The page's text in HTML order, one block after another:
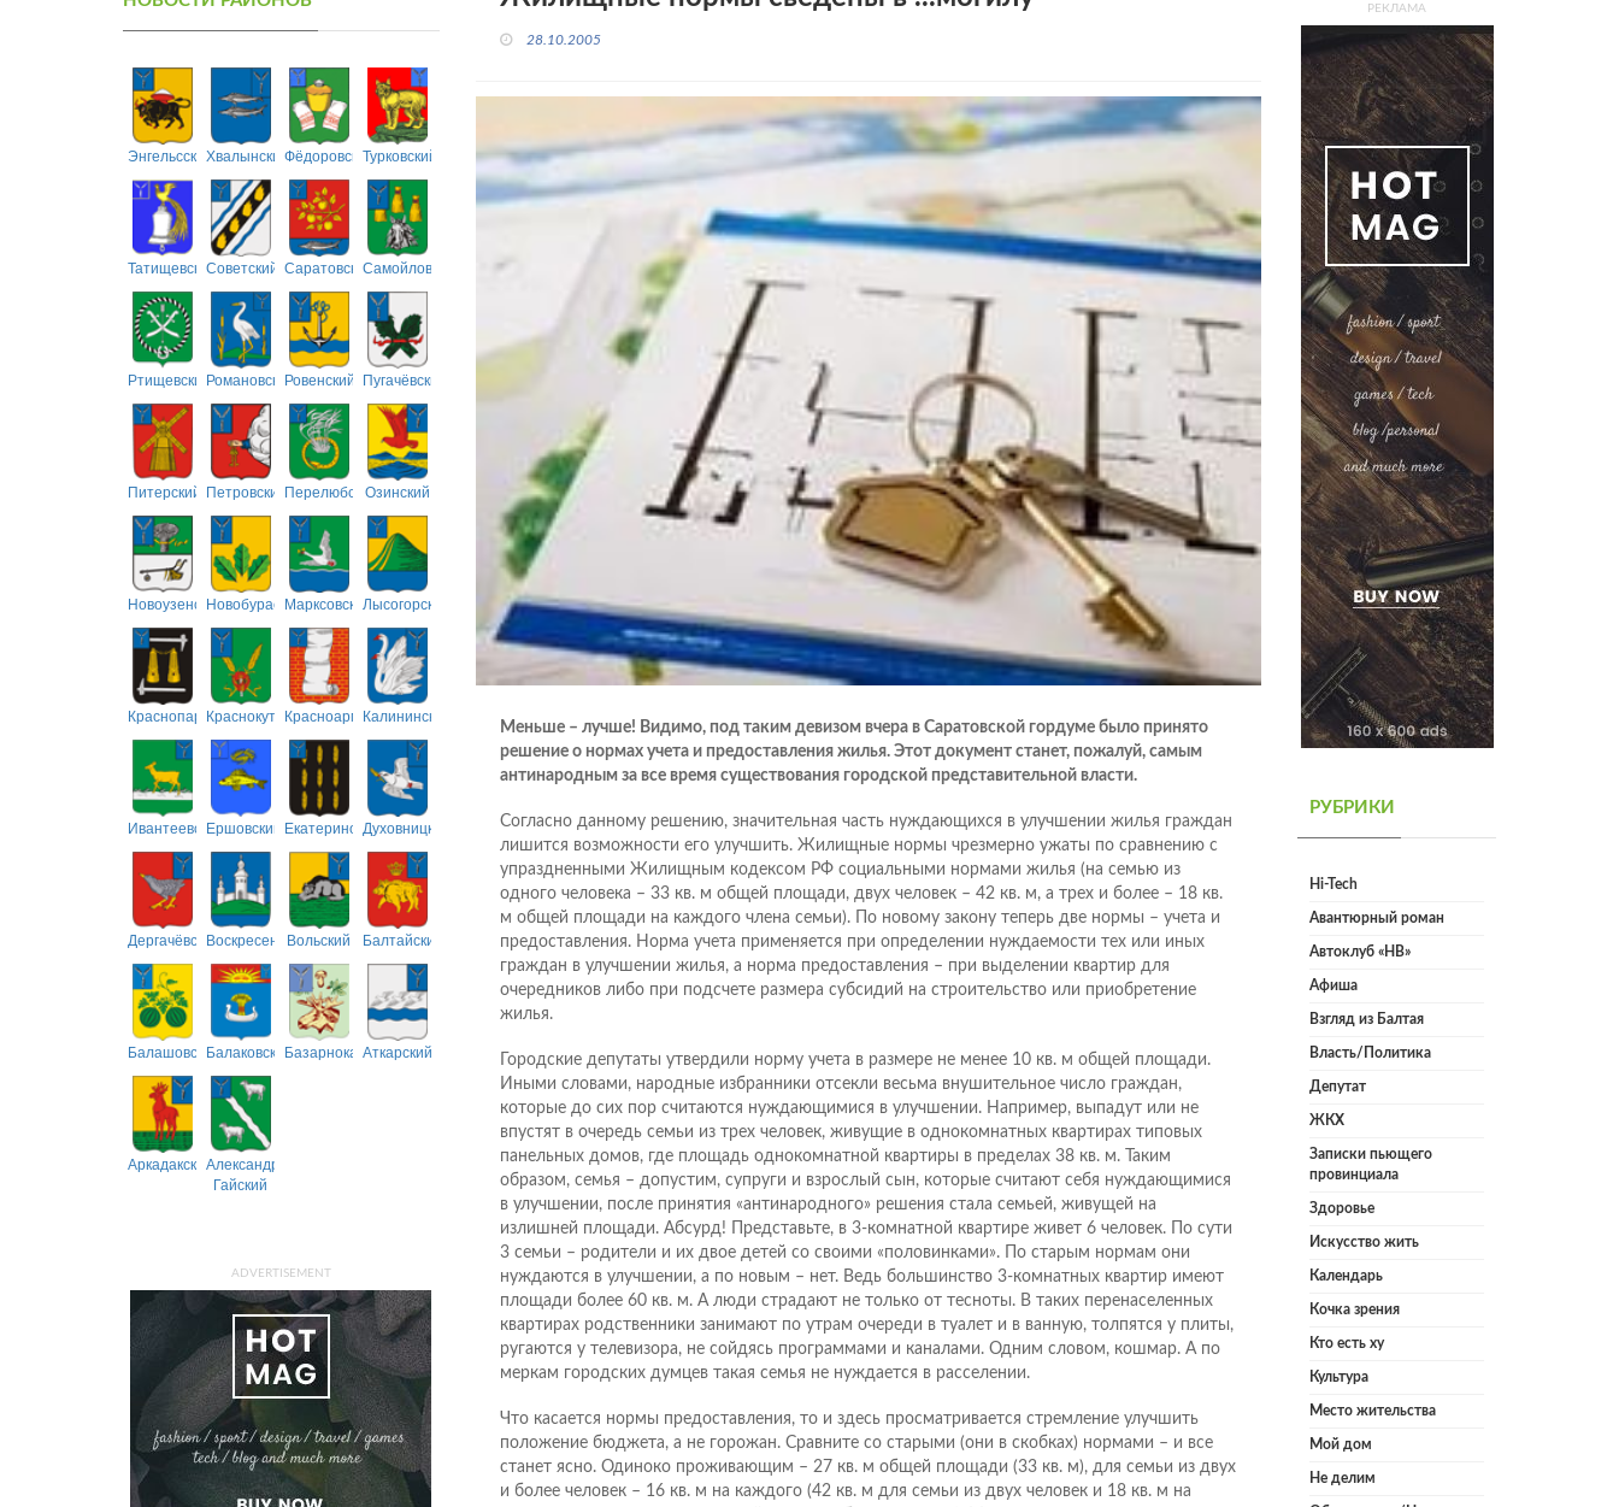
ЭнгельсскийХвалынскийФёдоровскийТурковский
ТатищевскийСоветский СаратовскийСамойловский
РтищевскийРомановскийРовенский Пугачёвский
Питерский ПетровскийПерелюбскийОзинский
НовоузенскийНовобурасскийМарксовскийЛысогорский
Краснопартизанский
КраснокутскийКрасноармейский
Калининский
ИвантеевскийЕршовский ЕкатериновскийДуховницкий
ДергачёвскийВоскресенскийВольский Балтайский
БалашовскийБалаковскийБазарнокарабулакский
Аткарский
АркадакскийАлександрово-
Гайский
ADVERTISEMENT
28.10.2005
Меньше – лучше! Видимо, под таким девизом вчера в Саратовской гордуме было принято
решение о нормах учета и предоставления жилья. Этот документ станет, пожалуй, самым
антинародным за все время существования городской представительной власти.
Согласно данному решению, значительная часть нуждающихся в улучшении жилья граждан
лишится возможности его улучшить. Жилищные нормы чрезмерно ужаты по сравнению с
упраздненными Жилищным кодексом РФ социальными нормами жилья (на семью из
одного человека – 33 кв. м общей площади, двух человек – 42 кв. м, а трех и более – 18 кв.
м общей площади на каждого члена семьи). По новому закону теперь две нормы – учета и
предоставления. Норма учета применяется при определении нуждаемости тех или иных
граждан в улучшении жилья, а норма предоставления – при выделении квартир для
очередников либо при подсчете размера субсидий на строительство или приобретение
жилья.
Городские депутаты утвердили норму учета в размере не менее 10 кв. м общей площади.
Иными словами, народные избранники отсекли весьма внушительное число граждан,
которые до сих пор считаются нуждающимися в улучшении. Например, выпадут или не
впустят в очередь семьи из трех человек, живущие в однокомнатных квартирах типовых
панельных домов, где площадь однокомнатной квартиры в пределах 38 кв. м. Таким
образом, семья – допустим, супруги и взрослый сын, которые считают себя нуждающимися
в улучшении, после принятия «антинародного» решения стала семьей, живущей на
излишней площади. Абсурд! Представьте, в 3-комнатной квартире живет 6 человек. По сути
3 семьи – родители и их двое детей со своими «половинками». По старым нормам они
нуждаются в улучшении, а по новым – нет. Ведь большинство 3-комнатных квартир имеют
площади более 60 кв. м. А люди страдают не только от тесноты. В таких перенаселенных
квартирах родственники занимают по утрам очереди в туалет и в ванную, толпятся у плиты,
ругаются у телевизора, не сойдясь программами и каналами. Одним словом, кошмар. А по
меркам городских думцев такая семья не нуждается в расселении.
Что касается нормы предоставления, то и здесь просматривается стремление улучшить
положение бюджета, а не горожан. Сравните со старыми (они в скобках) нормами – и все
станет ясно. Одиноко проживающим – 27 кв. м общей площади (33 кв. м), для семьи из двух
и более человек – 16 кв. м на каждого (42 кв. м для семьи из двух человек и 18 кв. м на
РЕКЛАМА
РУБРИКИ
Hi-Tech
Авантюрный роман
Автоклуб «НВ»
Афиша
Взгляд из Балтая
Власть/Политика
Депутат
ЖКХ
Записки пьющего
провинциала
Здоровье
Искусство жить
Календарь
Кочка зрения
Кто есть ху
Культура
Место жительства
Мой дом
Не делим